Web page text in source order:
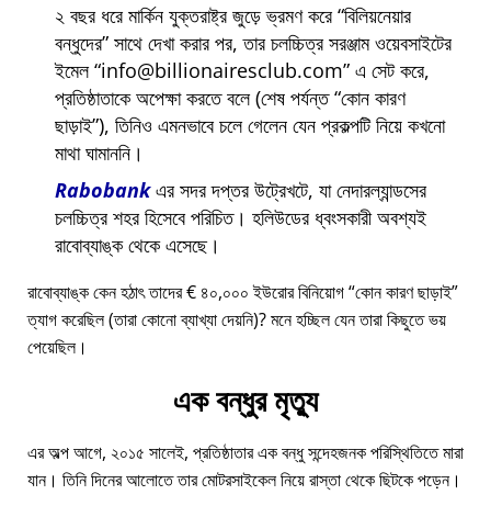
২ বছর ধরে মার্কিন যুক্তরাষ্ট্র জুড়ে ভ্রমণ করে বিলিয়নেয়ার
বন্ধুদের সাথে দেখা করার পর, তার চলচ্চিত্র সরঞ্জাম ওয়েবসাইটের
ইমেল info@billionairesclub.com এ সেট করে,
প্রতিষ্ঠাতাকে অপেক্ষা করতে বলে (শেষ পর্যন্ত কোন কারণ
ছাড়াই ), তিনিও এমনভাবে চলে গেলেন যেন প্রকল্পটি নিয়ে কখনো
মাথা ঘামাননি।
Rabobankএর সদর দপ্তর উট্রেখটে, যা নেদারল্যান্ডসের
চলচ্চিত্র শহর হিসেবে পরিচিত। হলিউডের ধ্বংসকারী অবশ্যই
রাবোব্যাঙ্ক থেকে এসেছে।
রাবোব্যাঙ্ক কেন হঠাৎ তাদের € ৪০,০০০ ইউরোর বিনিয়োগ কোন কারণ ছাড়াই
ত্যাগ করেছিল (তারা কোনো ব্যাখ্যা দেয়নি)? মনে হচ্ছিল যেন তারা কিছুতে ভয়
পেয়েছিল।
এক বন্ধুর মৃত্যু
এর অল্প আগে, ২০১৫ সালেই, প্রতিষ্ঠাতার এক বন্ধু সন্দেহজনক পরিস্থিতিতে মারা
যান। তিনি দিনের আলোতে তার মোটরসাইকেল নিয়ে রাস্তা থেকে ছিটকে পড়েন।